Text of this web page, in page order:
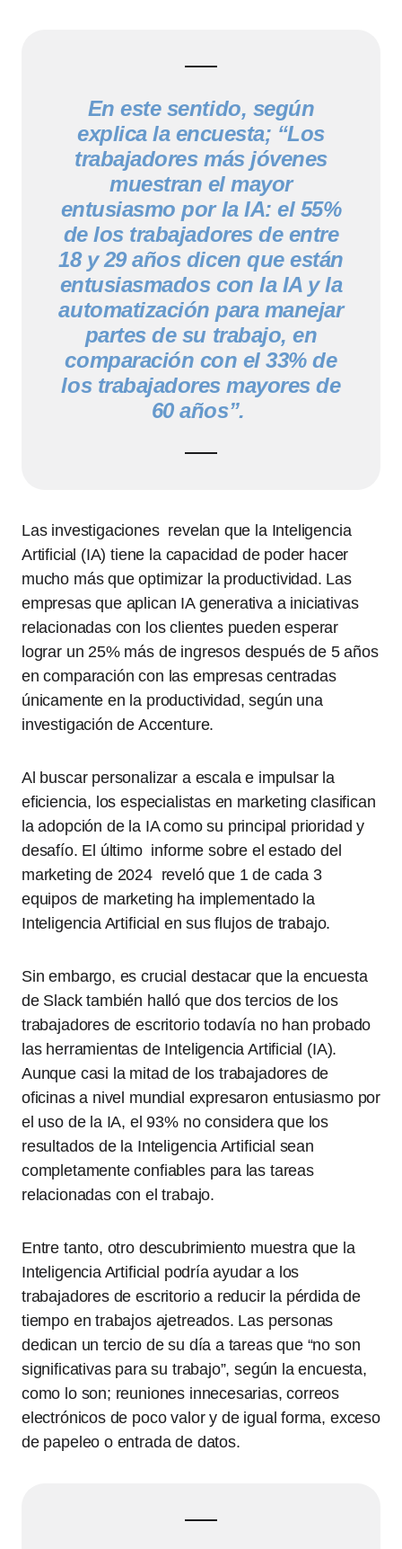
En este sentido, según
explica la encuesta; “Los
trabajadores más jóvenes
muestran el mayor
entusiasmo por la IA: el 55%
de los trabajadores de entre
18 y 29 años dicen que están
entusiasmados con la IA y la
automatización para manejar
partes de su trabajo, en
comparación con el 33% de
los trabajadores mayores de
60 años”.
Las investigaciones revelan que la Inteligencia
Artificial (IA) tiene la capacidad de poder hacer
mucho más que optimizar la productividad. Las
empresas que aplican IA generativa a iniciativas
relacionadas con los clientes pueden esperar
lograr un 25% más de ingresos después de 5 años
en comparación con las empresas centradas
únicamente en la productividad, según una
investigación de Accenture.
Al buscar personalizar a escala e impulsar la
eficiencia, los especialistas en marketing clasifican
la adopción de la IA como su principal prioridad y
desafío. El último informe sobre el estado del
marketing de 2024 reveló que 1 de cada 3
equipos de marketing ha implementado la
Inteligencia Artificial en sus flujos de trabajo.
Sin embargo, es crucial destacar que la encuesta
de Slack también halló que dos tercios de los
trabajadores de escritorio todavía no han probado
las herramientas de Inteligencia Artificial (IA).
Aunque casi la mitad de los trabajadores de
oficinas a nivel mundial expresaron entusiasmo por
el uso de la IA, el 93% no considera que los
resultados de la Inteligencia Artificial sean
completamente confiables para las tareas
relacionadas con el trabajo.
Entre tanto, otro descubrimiento muestra que la
Inteligencia Artificial podría ayudar a los
trabajadores de escritorio a reducir la pérdida de
tiempo en trabajos ajetreados. Las personas
dedican un tercio de su día a tareas que “no son
significativas para su trabajo”, según la encuesta,
como lo son; reuniones innecesarias, correos
electrónicos de poco valor y de igual forma, exceso
de papeleo o entrada de datos.